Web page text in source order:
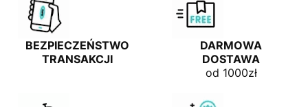
BEZPIECZEŃSTWO
TRANSAKCJI
DARMOWA
DOSTAWA
od 1000zł